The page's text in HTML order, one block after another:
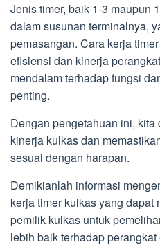
Jenis timer, baik 1-3 maupun
dalam susunan terminalnya,
pemasangan. Cara kerja
efisiensi dan kinerja
mendalam terhadap fungsi
penting.
Dengan pengetahuan ini,
kinerja kulkas dan
sesuai dengan harapan.
Demikianlah informasi
kerja timer kulkas yang dapat
pemilik kulkas untuk
lebih baik terhadap